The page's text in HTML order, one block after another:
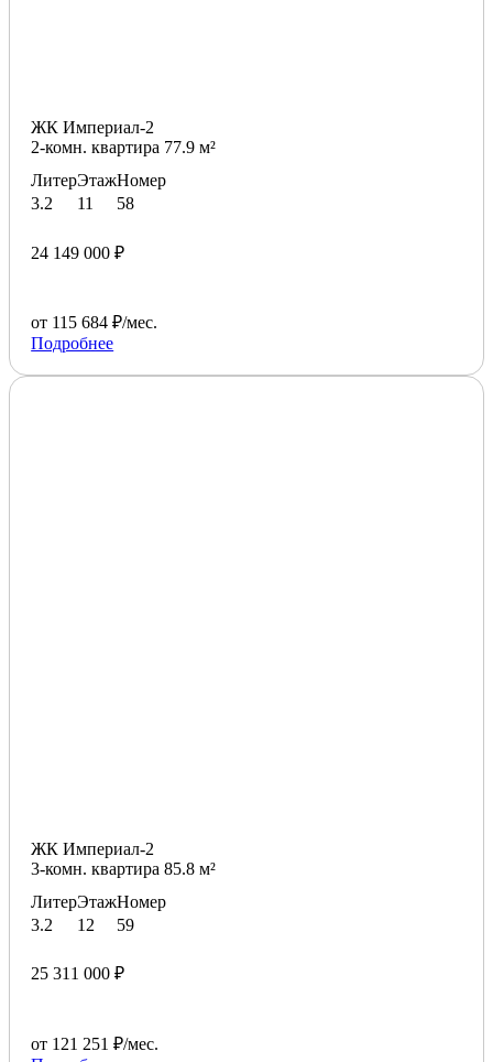
ЖК Империал-2
2-комн. квартира 77.9 м²
Литер
3.2
Этаж
11
Номер
58
24 149 000 ₽
от 115 684 ₽/мес.
Подробнее
ЖК Империал-2
3-комн. квартира 85.8 м²
Литер
3.2
Этаж
12
Номер
59
25 311 000 ₽
от 121 251 ₽/мес.